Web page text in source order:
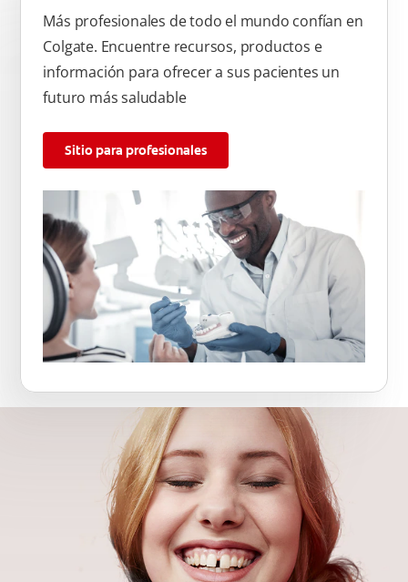
Más profesionales de todo el mundo confían en
Colgate. Encuentre recursos, productos e
información para ofrecer a sus pacientes un
futuro más saludable
Sitio para profesionales